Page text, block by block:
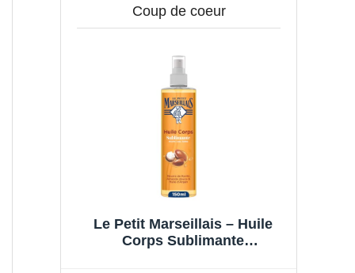
Coup de coeur
Le Petit Marseillais – Huile
Corps Sublimante